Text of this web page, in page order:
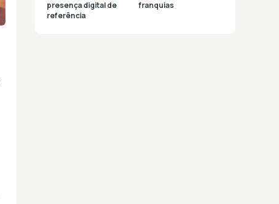
presença digital de
referência
franquias